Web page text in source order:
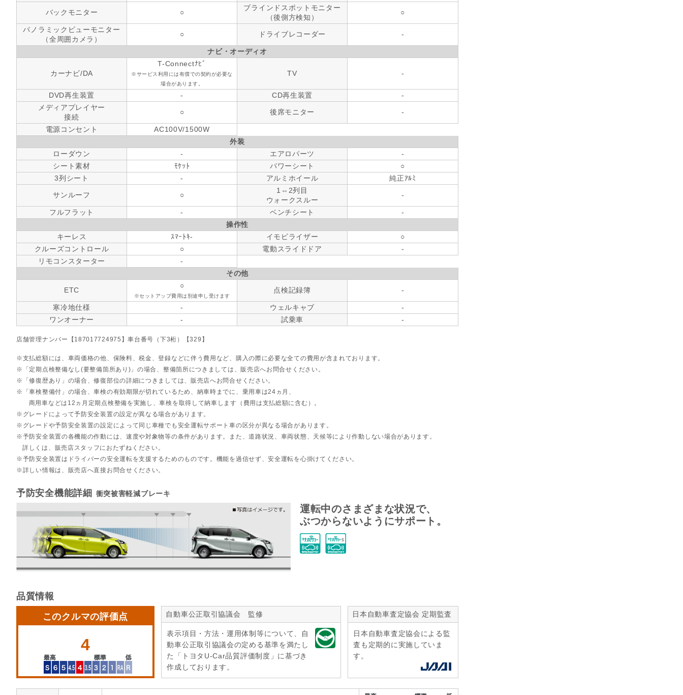
バックモニター ○
ブラインドスポットモニター
（後側方検知）
○
パノラミックビューモニター
（全周囲カメラ）
○ ドライブレコーダー -
ナビ・オーディオ
カーナビ/DA
T-Connectﾅﾋﾞ
※サービス利用には有償での契約が必要な
場合があります。
TV -
DVD再生装置 - CD再生装置
-
メディアプレイヤー
接続
○ 後席モニター -
電源コンセント
AC100V/1500W
外装
ローダウン
- エアロパーツ
-
シート素材
ﾓｹｯﾄ パワーシート
○
3列シート
- アルミホイール 純正ｱﾙﾐ
サンルーフ ○
1⇔2列目
ウォークスルー
-
フルフラット - ベンチシート
-
操作性
キーレス
ｽﾏｰﾄｷ- イモビライザー
○
クルーズコントロール
○ 電動スライドドア
-
リモコンスターター
-
その他
ETC
○
※セットアップ費用は別途申し受けます
点検記録簿 -
寒冷地仕様 - ウェルキャブ
-
ワンオーナー
- 試乗車 -
店舗管理ナンバー【187017724975】車台番号（下3桁）【329】
支払総額には、車両価格の他、保険料、税金、登録などに伴う費用など、購入の際に必要な全ての費用が含まれております。
「定期点検整備なし(要整備箇所あり)」の場合、整備箇所につきましては、販売店へお問合せください。
「修復歴あり」の場合、修復部位の詳細につきましては、販売店へお問合せください。
「車検整備付」の場合、車検の有効期限が切れているため、納車時までに、乗用車は24ヵ月、
商用車などは12ヵ月定期点検整備を実施し、車検を取得して納車します（費用は支払総額に含む）。
グレードによって予防安全装置の設定が異なる場合があります。
グレードや予防安全装置の設定によって同じ車種でも安全運転サポート車の区分が異なる場合があります。
予防安全装置の各機能の作動には、速度や対象物等の条件があります。また、道路状況、車両状態、天候等により作動しない場合があります。
詳しくは、販売店スタッフにおたずねください。
予防安全装置はドライバーの安全運転を支援するためのものです。機能を過信せず、安全運転を心掛けてください。
詳しい情報は、販売店へ直接お問合せください。
予防安全機能詳細 衝突被害軽減ブレーキ
運転中のさまざまな状況で、
ぶつからないようにサポート。
品質情報
このクルマの評価点
4
自動車公正取引協議会 監修
表示項目・方法・運用体制等について、自
動車公正取引協議会の定める基準を満たし
た「トヨタU-Car品質評価制度」に基づき
作成しております。
日本自動車査定協会 定期監査
日本自動車査定協会による監
査も定期的に実施していま
す。